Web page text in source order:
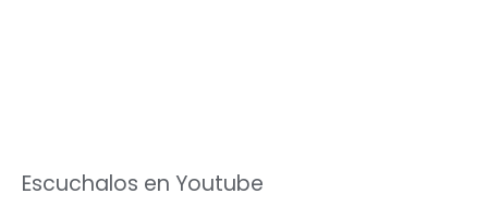
Escuchalos en Youtube